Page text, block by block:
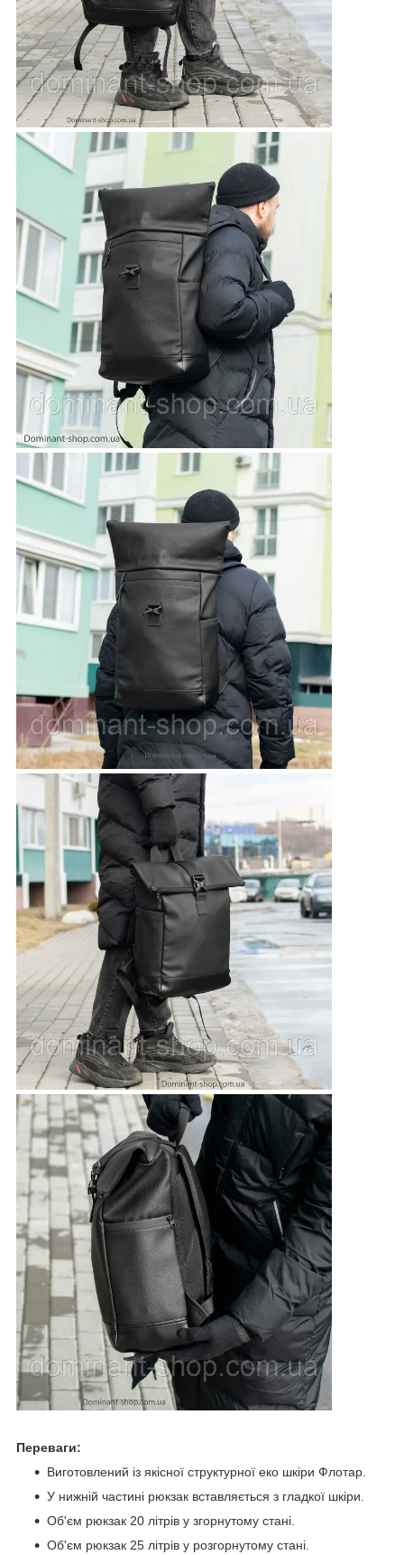
Переваги:
Виготовлений із якісної структурної еко шкіри Флотар.
У нижній частині рюкзак вставляється з гладкої шкіри.
Об'єм рюкзак 20 літрів у згорнутому стані.
Об'єм рюкзак 25 літрів у розгорнутому стані.